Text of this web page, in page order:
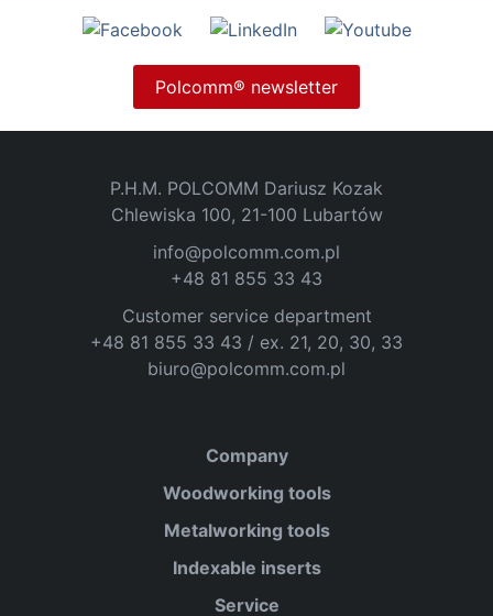
Polcomm® newsletter
P.H.M. POLCOMM Dariusz Kozak
Chlewiska 100, 21-100 Lubartów
info@polcomm.com.pl
+48 81 855 33 43
Customer service department
+48 81 855 33 43 / ex. 21, 20, 30, 33
biuro@polcomm.com.pl
Company
Woodworking tools
Metalworking tools
Indexable inserts
Service